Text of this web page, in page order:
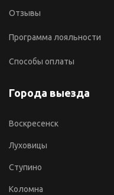
Отзывы
Программа лояльности
Способы оплаты
Города выезда
Воскресенск
Луховицы
Ступино
Коломна